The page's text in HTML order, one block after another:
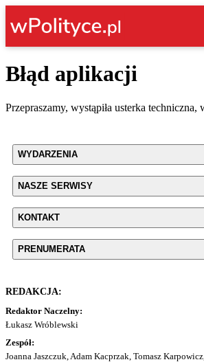
Błąd aplikacji
Przepraszamy, wystąpiła usterka techniczna,
WYDARZENIA
NASZE SERWISY
KONTAKT
PRENUMERATA
REDAKCJA:
Redaktor Naczelny:
Łukasz Wróblewski
Zespół:
Joanna Jaszczuk, Adam Kacprzak, Tomasz